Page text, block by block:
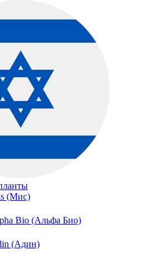
(Мис)
Bio (Альфа Био)
(Адин)